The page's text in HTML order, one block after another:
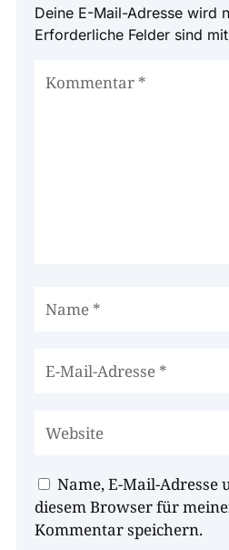
Deine E-Mail-Adresse wird
Erforderliche Felder sind mit
Name, E-Mail-Adresse
diesem Browser für
Kommentar speichern.